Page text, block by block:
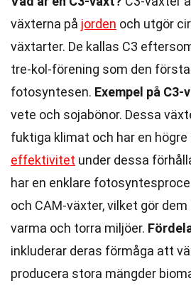
växterna på jorden och utgör
växtarter. De kallas C3
tre-kol-förening som den
fotosyntesen. Exempel på C3-
vete och sojabönor. Dessa
fuktiga klimat och har en
effektivitet under dessa
har en enklare
och CAM-växter, vilket gör
varma och torra miljöer.
inkluderar deras förmåga att
producera stora mängder